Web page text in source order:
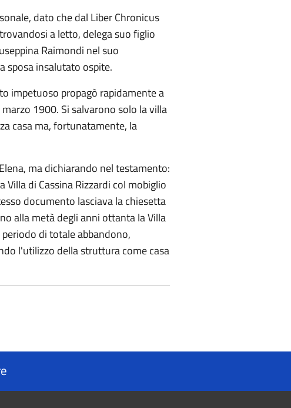
dato che dal Liber Chronicus
a letto, delega suo figlio
Raimondi nel suo
sposa insalutato ospite.
impetuoso propagò rapidamente a
1900. Si salvarono solo la villa
casa ma, fortunatamente, la
ma dichiarando nel testamento:
Villa di Cassina Rizzardi col mobiglio
documento lasciava la chiesetta
alla metà degli anni ottanta la Villa
di totale abbandono,
l'utilizzo della struttura come casa